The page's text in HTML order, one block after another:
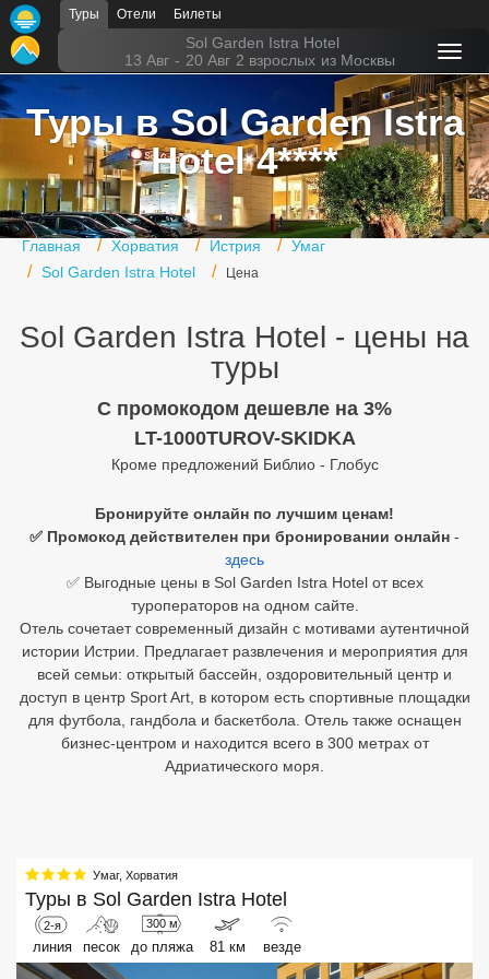
Туры Отели Билеты
Sol Garden Istra Hotel
13 Авг - 20 Авг 2 взрослых из Москвы
Туры в Sol Garden Istra
Hotel 4****
Главная Хорватия Истрия
Умаг
Sol Garden Istra Hotel
Цена
Sol Garden Istra Hotel - цены на
туры
C промокодом дешевле на 3%
LT-1000TUROV-SKIDKA
Кроме предложений Библио - Глобус
Бронируйте онлайн по лучшим ценам!
✅ Промокод действителен при бронировании онлайн -
здесь
✅ Выгодные цены в Sol Garden Istra Hotel от всех
туроператоров на одном сайте.
Отель сочетает современный дизайн с мотивами аутентичной
истории Истрии. Предлагает развлечения и мероприятия для
всей семьи: открытый бассейн, оздоровительный центр и
доступ в центр Sport Art, в котором есть спортивные площадки
для футбола, гандбола и баскетбола. Отель также оснащен
бизнес-центром и находится всего в 300 метрах от
Адриатического моря.
Умаг, Хорватия
Туры в Sol Garden Istra Hotel
2-я
линия песок
300 м
до пляжа 81 км везде
Главная
Горящие туры
Туры в Турцию
Туры в Египет
Туры в ОАЭ
Офис г. Москва
Египет
Бали
Вьетнам
Хайнань
Занзибар
Абхазия
Большой Сочи